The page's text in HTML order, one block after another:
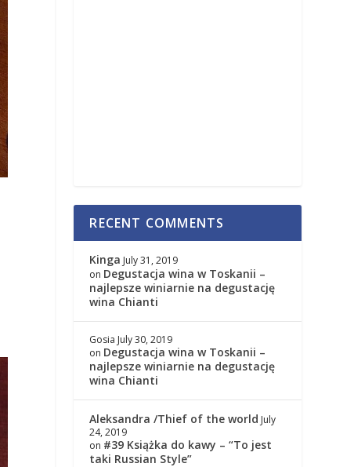
RECENT COMMENTS
Kinga July 31, 2019
on Degustacja wina w Toskanii –
najlepsze winiarnie na degustację
wina Chianti
Gosia July 30, 2019
on Degustacja wina w Toskanii –
najlepsze winiarnie na degustację
wina Chianti
Aleksandra /Thief of the world July
24, 2019
on #39 Książka do kawy – “To jest
taki Russian Style”